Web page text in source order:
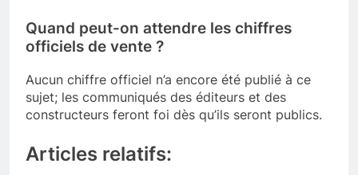
Quand peut-on attendre les chiffres
officiels de vente ?
Aucun chiffre officiel n’a encore été publié à ce
sujet; les communiqués des éditeurs et des
constructeurs feront foi dès qu’ils seront publics.
Articles relatifs: